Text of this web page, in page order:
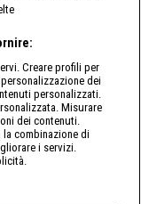
Creare profili per
dei
personalizzati.
Misurare
dei contenuti.
combinazione di
i servizi.